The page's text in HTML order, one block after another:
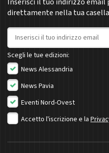
direttamente nella tua
Indirizzo email
Scegli le tue edizioni:
News Alessandria
News Pavia
Eventi Nord-Ovest
Accetto l'iscrizione e la